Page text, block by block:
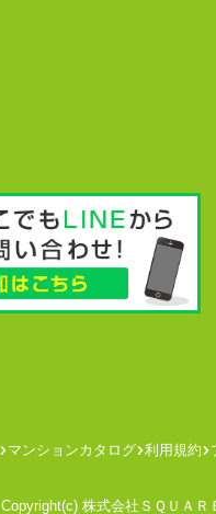
マンションカタログ 利用規約
Copyright(c) 株式会社ＳＱＵＡ